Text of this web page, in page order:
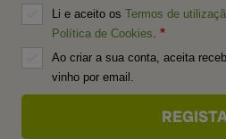
Li e aceito os Termos de
Política de Cookies
Ao criar a sua conta, aceita
vinho por email.